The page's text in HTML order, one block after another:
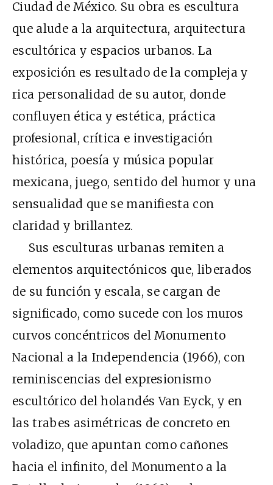
Ciudad de México. Su obra es escultura
que alude a la arquitectura, arquitectura
escultórica y espacios urbanos. La
exposición es resultado de la compleja y
rica personalidad de su autor, donde
confluyen ética y estética, práctica
profesional, crítica e investigación
histórica, poesía y música popular
mexicana, juego, sentido del humor y una
sensualidad que se manifiesta con
claridad y brillantez.
Sus esculturas urbanas remiten a
elementos arquitectónicos que, liberados
de su función y escala, se cargan de
significado, como sucede con los muros
curvos concéntricos del Monumento
Nacional a la Independencia (1966), con
reminiscencias del expresionismo
escultórico del holandés Van Eyck, y en
las trabes asimétricas de concreto en
voladizo, que apuntan como cañones
hacia el infinito, del Monumento a la